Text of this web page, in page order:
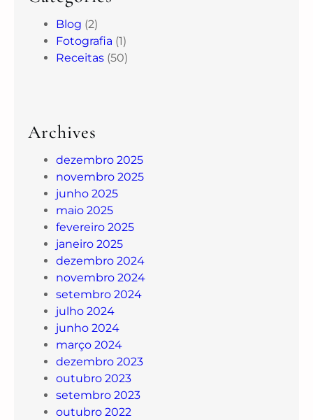
Blog (2)
Fotografia (1)
Receitas (50)
Archives
dezembro 2025
novembro 2025
junho 2025
maio 2025
fevereiro 2025
janeiro 2025
dezembro 2024
novembro 2024
setembro 2024
julho 2024
junho 2024
março 2024
dezembro 2023
outubro 2023
setembro 2023
outubro 2022